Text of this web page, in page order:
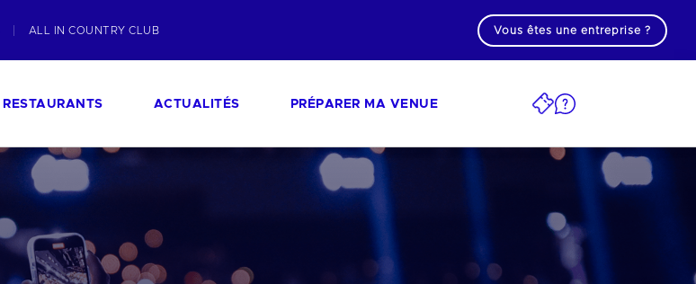
ALL IN COUNTRY CLUB Vous êtes une entreprise ?
RESTAURANTS ACTUALITÉS PRÉPARER MA VENUE